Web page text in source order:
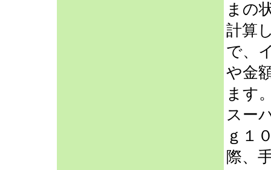
まの
計算
で、
や金
ます
スー
ｇ１
際、